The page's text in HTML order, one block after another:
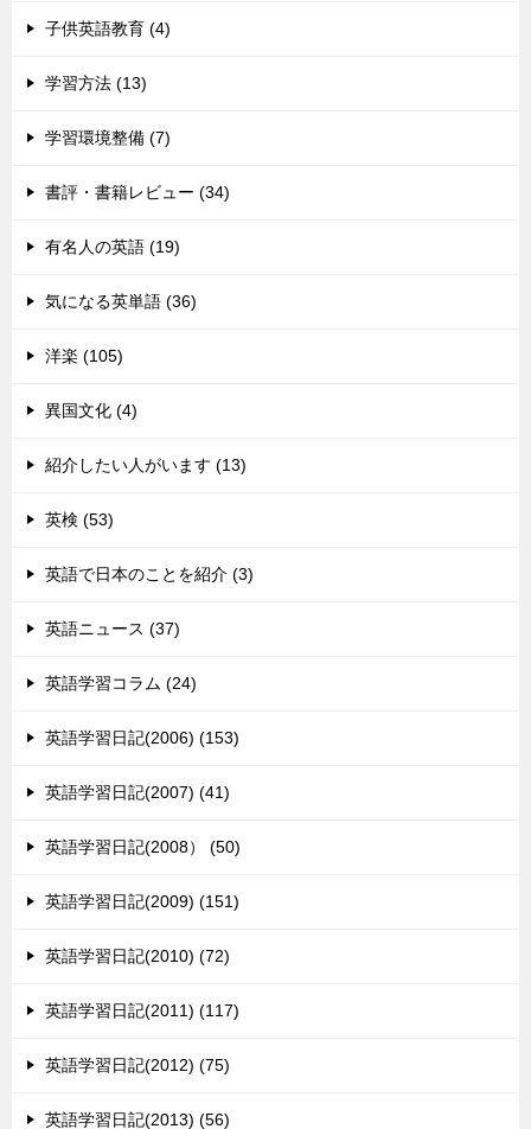
子供英語教育 (4)
学習方法 (13)
学習環境整備 (7)
書評・書籍レビュー (34)
有名人の英語 (19)
気になる英単語 (36)
洋楽 (105)
異国文化 (4)
紹介したい人がいます (13)
英検 (53)
英語で日本のことを紹介 (3)
英語ニュース (37)
英語学習コラム (24)
英語学習日記(2006) (153)
英語学習日記(2007) (41)
英語学習日記(2008） (50)
英語学習日記(2009) (151)
英語学習日記(2010) (72)
英語学習日記(2011) (117)
英語学習日記(2012) (75)
英語学習日記(2013) (56)